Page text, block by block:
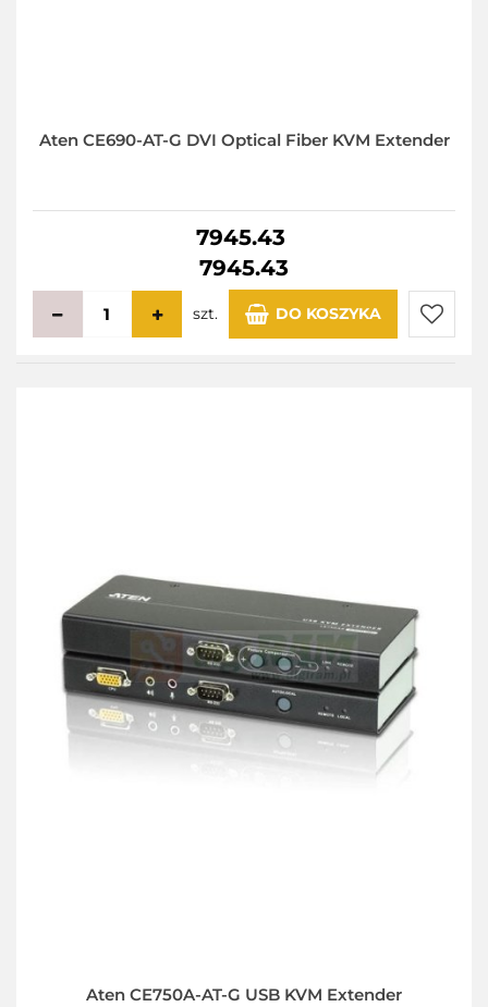
Aten CE690-AT-G DVI Optical Fiber KVM Extender
7945.43
7945.43
szt. DO KOSZYKA
Do
Aten CE750A-AT-G USB KVM Extender